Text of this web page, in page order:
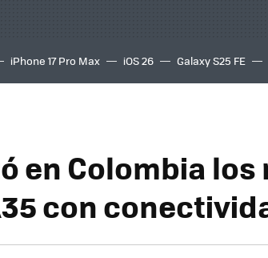
iPhone 17 Pro Max iOS 26 Galaxy S25 FE
en Colombia los
con